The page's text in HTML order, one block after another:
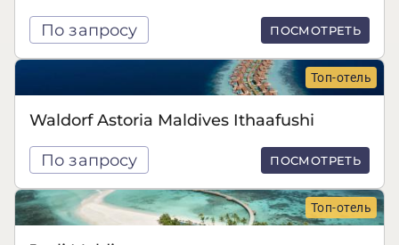
По запросу ПОСМОТРЕТЬ
Топ-отель
Waldorf Astoria Maldives Ithaafushi
По запросу ПОСМОТРЕТЬ
Топ-отель